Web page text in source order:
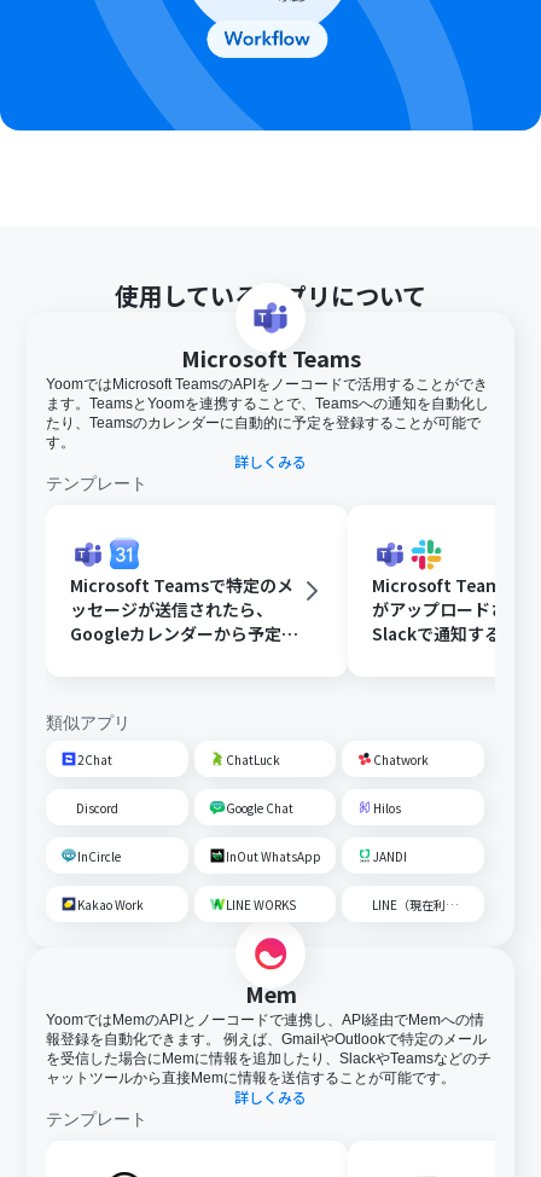
使用しているアプリについて
Microsoft Teams
YoomではMicrosoft TeamsのAPIをノーコードで活用することができ
ます。TeamsとYoomを連携することで、Teamsへの通知を自動化し
たり、Teamsのカレンダーに自動的に予定を登録することが可能で
す。
詳しくみる
テンプレート
Microsoft Teamsで特定のメ
ッセージが送信されたら、
Googleカレンダーから予定を
Microsoft Teamsに
がアップロードされ
Slackで通知する
類似アプリ
2Chat ChatLuck Chatwork
Discord Google Chat Hilos
InCircle InOut WhatsApp JANDI
Kakao Work LINE WORKS LINE（現在利用不可）
Mem
YoomではMemのAPIとノーコードで連携し、API経由でMemへの情
報登録を自動化できます。 例えば、GmailやOutlookで特定のメール
を受信した場合にMemに情報を追加したり、SlackやTeamsなどのチ
ャットツールから直接Memに情報を送信することが可能です。
詳しくみる
テンプレート